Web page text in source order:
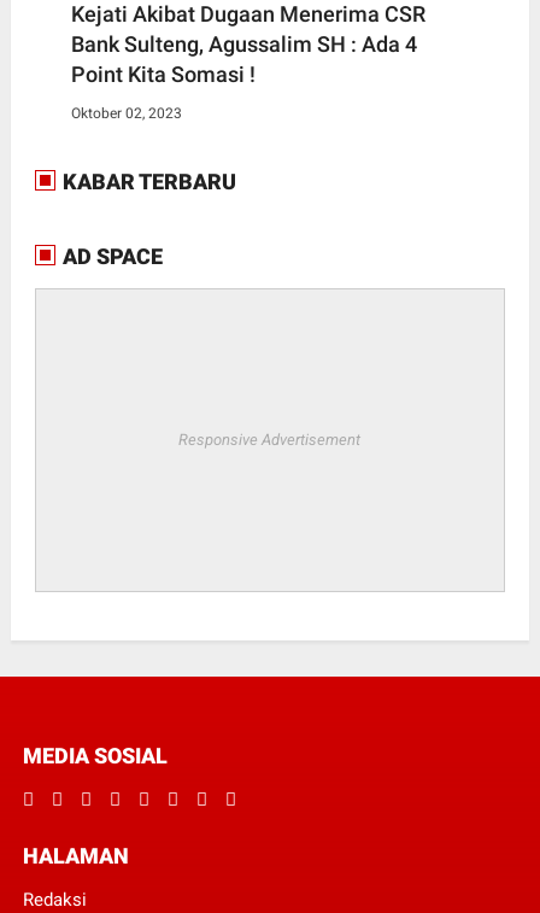
Kejati Akibat Dugaan Menerima CSR
Bank Sulteng, Agussalim SH : Ada 4
Point Kita Somasi !
Oktober 02, 2023
KABAR TERBARU
AD SPACE
Responsive Advertisement
MEDIA SOSIAL
HALAMAN
Redaksi